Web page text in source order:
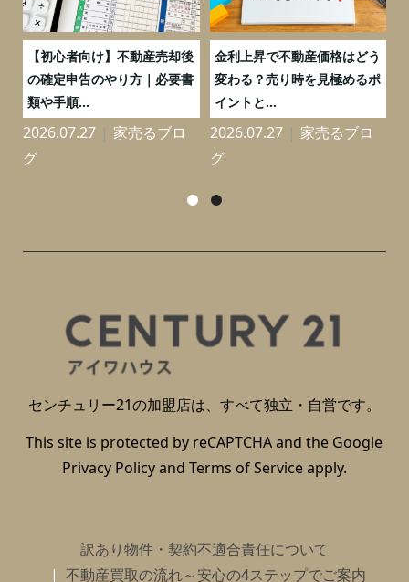
【初心者向け】不動産売却後
の確定申告のやり方｜必要書
類や手順...
2026.07.27
家売るブロ
グ
金利上昇で不動産価格はどう
変わる？売り時を見極めるポ
イントと...
2026.07.27
家売るブロ
グ
センチュリー21の加盟店は、すべて独立・自営です。
This site is protected by reCAPTCHA and the Google
Privacy Policyand Terms of Serviceapply.
訳あり物件・契約不適合責任について
不動産買取の流れ～安心の4ステップでご案内